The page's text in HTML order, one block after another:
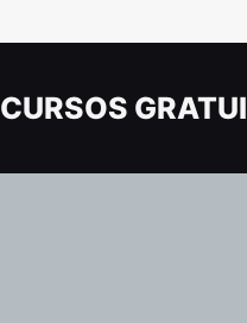
CURSOS